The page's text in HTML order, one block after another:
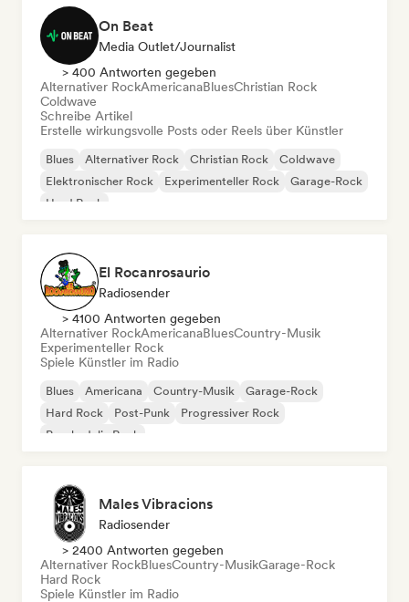
On Beat
Media Outlet/Journalist
> 400 Antworten gegeben
Alternativer RockAmericanaBluesChristian Rock
Coldwave
Schreibe Artikel
Erstelle wirkungsvolle Posts oder Reels über Künstler
Blues Alternativer Rock Christian Rock
Coldwave
Elektronischer Rock
Experimenteller Rock
Garage-Rock
Hard Rock
El Rocanrosaurio
Radiosender
> 4100 Antworten gegeben
Alternativer RockAmericanaBluesCountry-Musik
Experimenteller Rock
Spiele Künstler im Radio
Blues Americana Country-Musik
Garage-Rock
Hard Rock
Post-Punk
Progressiver Rock
Psychedelic Rock
Males Vibracions
Radiosender
> 2400 Antworten gegeben
Alternativer RockBluesCountry-MusikGarage-Rock
Hard Rock
Spiele Künstler im Radio